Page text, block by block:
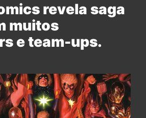
revela saga
muitos
e team-ups.